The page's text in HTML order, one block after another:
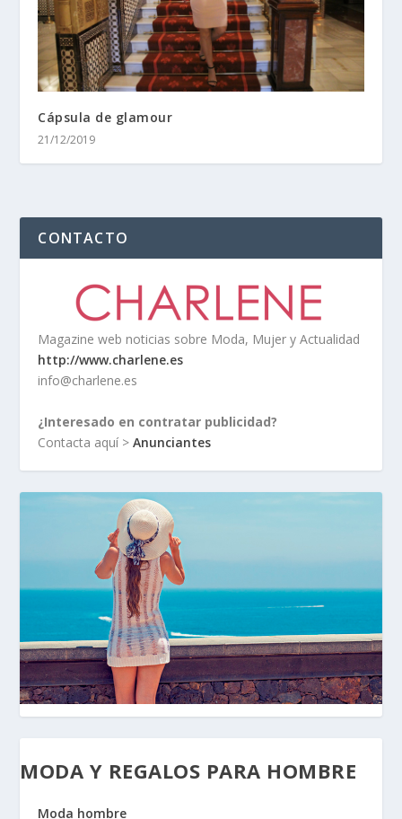
Cápsula de glamour
21/12/2019
CONTACTO
Magazine web noticias sobre Moda, Mujer y Actualidad
http://www.charlene.es
info@charlene.es
¿Interesado en contratar publicidad?
Contacta aquí >Anunciantes
MODA Y REGALOS PARA HOMBRE
Moda hombre